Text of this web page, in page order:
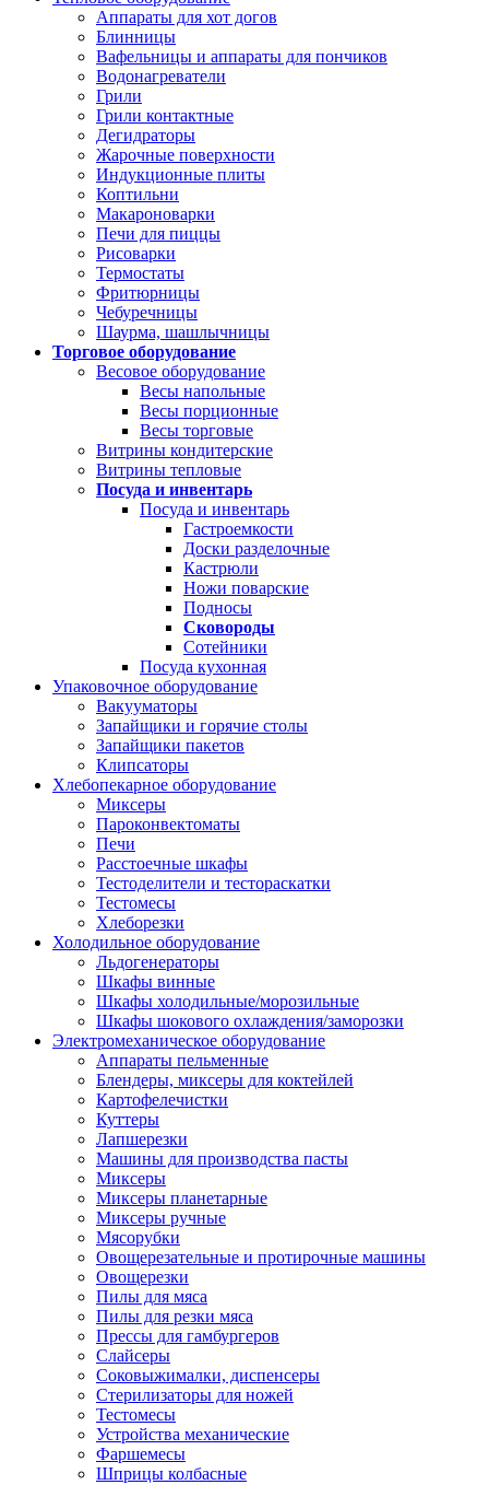
Аппараты для хот догов
Блинницы
Вафельницы и аппараты для пончиков
Водонагреватели
Грили
Грили контактные
Дегидраторы
Жарочные поверхности
Индукционные плиты
Коптильни
Макароноварки
Печи для пиццы
Рисоварки
Термостаты
Фритюрницы
Чебуречницы
Шаурма, шашлычницы
Торговое оборудование
Весовое оборудование
Весы напольные
Весы порционные
Весы торговые
Витрины кондитерские
Витрины тепловые
Посуда и инвентарь
Посуда и инвентарь
Гастроемкости
Доски разделочные
Кастрюли
Ножи поварские
Подносы
Сковороды
Сотейники
Посуда кухонная
Упаковочное оборудование
Вакууматоры
Запайщики и горячие столы
Запайщики пакетов
Клипсаторы
Хлебопекарное оборудование
Миксеры
Пароконвектоматы
Печи
Расстоечные шкафы
Тестоделители и тестораскатки
Тестомесы
Хлеборезки
Холодильное оборудование
Льдогенераторы
Шкафы винные
Шкафы холодильные/морозильные
Шкафы шокового охлаждения/заморозки
Электромеханическое оборудование
Аппараты пельменные
Блендеры, миксеры для коктейлей
Картофелечистки
Куттеры
Лапшерезки
Машины для производства пасты
Миксеры
Миксеры планетарные
Миксеры ручные
Мясорубки
Овощерезательные и протирочные машины
Овощерезки
Пилы для мяса
Пилы для резки мяса
Прессы для гамбургеров
Слайсеры
Соковыжималки, диспенсеры
Стерилизаторы для ножей
Тестомесы
Устройства механические
Фаршемесы
Шприцы колбасные